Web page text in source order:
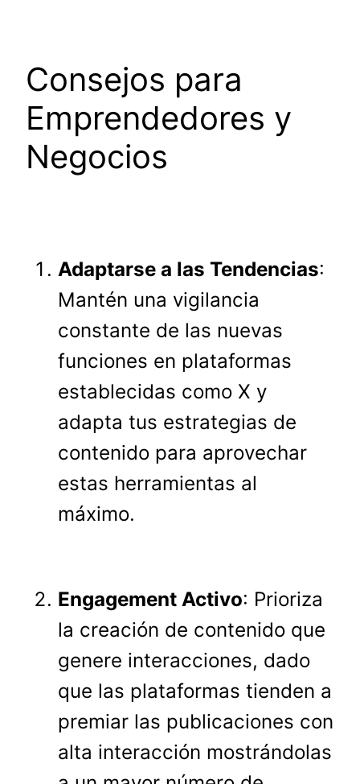
Consejos para
Emprendedores y
Negocios
Adaptarse a las Tendencias:
Mantén una vigilancia
constante de las nuevas
funciones en plataformas
establecidas como X y
adapta tus estrategias de
contenido para aprovechar
estas herramientas al
máximo.
Engagement Activo: Prioriza
la creación de contenido que
genere interacciones, dado
que las plataformas tienden a
premiar las publicaciones con
alta interacción mostrándolas